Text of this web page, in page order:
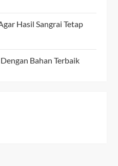
Hasil Sangrai Tetap
Bahan Terbaik